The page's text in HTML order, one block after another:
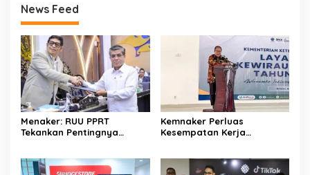
News Feed
Menaker: RUU PPRT
Tekankan Pentingnya
Kemnaker Perluas
Kesempatan Kerja